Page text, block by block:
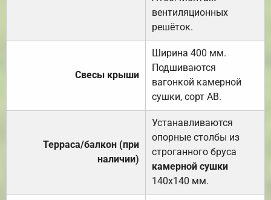
вентиляционных
решёток.
Свесы крыши
Ширина 400 мм.
Подшиваются
вагонкой камерной
сушки, сорт АВ.
Терраса/балкон (при
наличии)
Устанавливаются
опорные столбы из
строганного бруса
камерной сушки
140х140 мм.